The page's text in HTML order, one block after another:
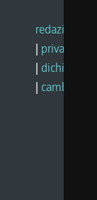
redazione
| privacy
|
| cambio